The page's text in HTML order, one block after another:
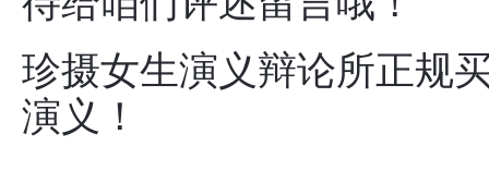
珍摄女生演义辩论所正规
演义！